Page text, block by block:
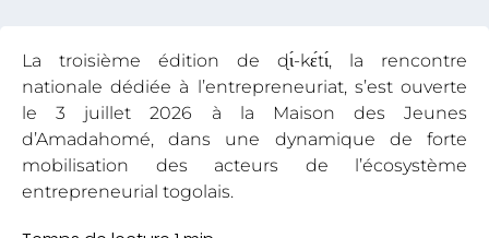
La troisième édition de ɖɩ́-kɛ́tɩ́, la rencontre
nationale dédiée à l’entrepreneuriat, s’est ouverte
le 3 juillet 2026 à la Maison des Jeunes
d’Amadahomé, dans une dynamique de forte
mobilisation des acteurs de l’écosystème
entrepreneurial togolais.